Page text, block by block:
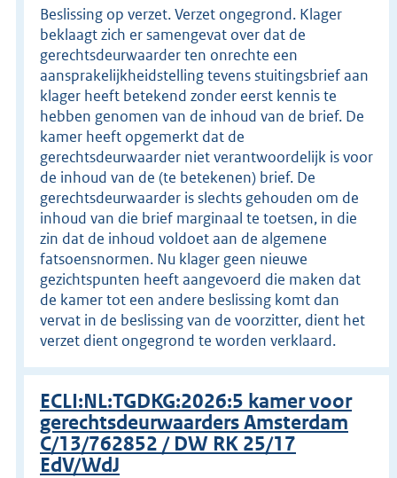
Beslissing op verzet. Verzet ongegrond. Klager
beklaagt zich er samengevat over dat de
gerechtsdeurwaarder ten onrechte een
aansprakelijkheidstelling tevens stuitingsbrief aan
klager heeft betekend zonder eerst kennis te
hebben genomen van de inhoud van de brief. De
kamer heeft opgemerkt dat de
gerechtsdeurwaarder niet verantwoordelijk is voor
de inhoud van de (te betekenen) brief. De
gerechtsdeurwaarder is slechts gehouden om de
inhoud van die brief marginaal te toetsen, in die
zin dat de inhoud voldoet aan de algemene
fatsoensnormen. Nu klager geen nieuwe
gezichtspunten heeft aangevoerd die maken dat
de kamer tot een andere beslissing komt dan
vervat in de beslissing van de voorzitter, dient het
verzet dient ongegrond te worden verklaard.
ECLI:NL:TGDKG:2026:5 kamer voor
gerechtsdeurwaarders Amsterdam
C/13/762852 / DW RK 25/17
EdV/WdJ